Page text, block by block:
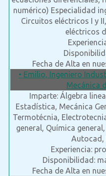
numérico) Especialidad
Circuitos eléctricos I y
eléctricos
Fecha de Alta en
• Emilio, Ingeniero
Mecánica
Imparte: Álgebra
Estadística, Mecánica
Termotécnia,
general, Química
Autocad,
Experiencia:
Disponibilidad:
Fecha de Alta en